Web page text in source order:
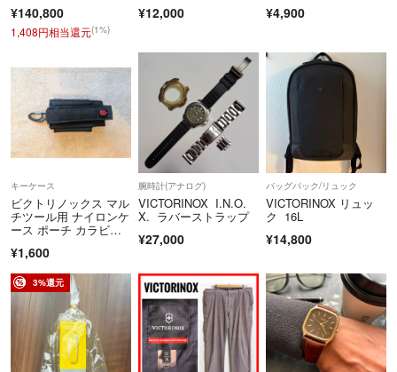
運営されています。
▼特商法
https://fril.jp/ts/official/law/a066/
▼返品特約
https://fril.jp/ts/official/law/a066/#return_policy
ト 自動巻き メンズ 良
品 _968272
¥140,800
1,408円相当還元(1%)
¥12,000 ¥4,900
キーケース
ビクトリノックス マル
チツール用 ナイロンケ
ース ポーチ カラビナ
¥1,600
腕時計(アナログ)
VICTORINOX I.N.O.
X. ラバーストラップ
¥27,000
バッグパック/リュック
VICTORINOX リュッ
ク 16L
¥14,800
3%還元